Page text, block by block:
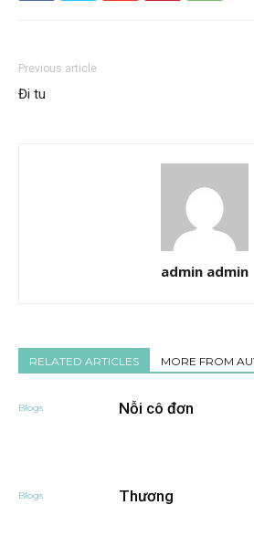
Previous article
Đi tu
admin admin
RELATED ARTICLES MORE FROM
Blogs Nỗi cô đơn
Blogs Thương